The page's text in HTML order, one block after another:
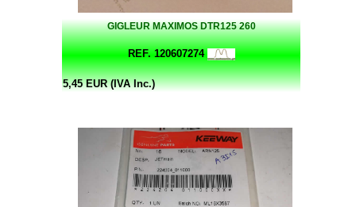
GIGLEUR MAXIMOS DTR125 260
REF. 120607274
5,45 EUR (IVA Inc.)